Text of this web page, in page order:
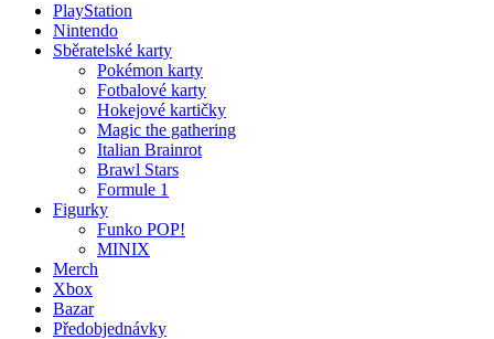
PlayStation
Nintendo
Sběratelské karty
Pokémon karty
Fotbalové karty
Hokejové kartičky
Magic the gathering
Italian Brainrot
Brawl Stars
Formule 1
Figurky
Funko POP!
MINIX
Merch
Xbox
Bazar
Předobjednávky